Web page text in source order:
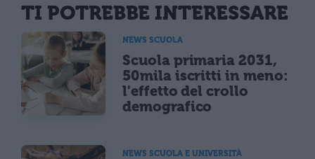
TI POTREBBE INTERESSARE
NEWS SCUOLA
Scuola primaria 2031,
50mila iscritti in meno:
l'effetto del crollo
demografico
NEWS SCUOLA E UNIVERSITÀ